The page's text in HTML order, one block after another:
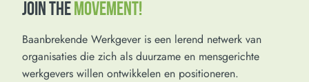
JOIN THEMOVEMENT!
Baanbrekende Werkgever is een lerend netwerk van
organisaties die zich als duurzame en mensgerichte
werkgevers willen ontwikkelen en positioneren.